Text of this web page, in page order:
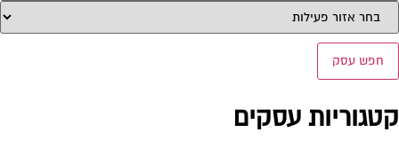
חפש עסק
עסקים